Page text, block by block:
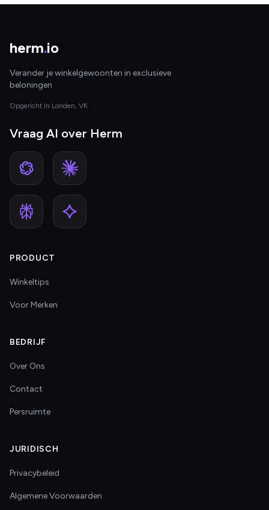
herm.io
Verander je winkelgewoonten in exclusieve
beloningen
Opgericht in Londen, VK
Vraag AI over Herm
PRODUCT
Winkeltips
Voor Merken
BEDRIJF
Over Ons
Contact
Persruimte
JURIDISCH
Privacybeleid
Algemene Voorwaarden